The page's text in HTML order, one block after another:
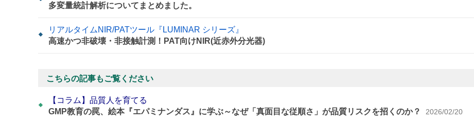
多変量統計解析についてまとめました。
リアルタイムNIR/PATツール『LUMINAR シリーズ』
高速かつ非破壊・非接触計測！PAT向けNIR(近赤外分光器)
こちらの記事もご覧ください
【コラム】品質人を育てる
GMP教育の罠、絵本『エパミナンダス』に学ぶ～なぜ「真面目な従順さ」が品質リスクを招くのか？
2026/02/20